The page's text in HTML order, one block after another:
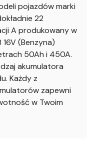
pojazdów marki
22
A produkowany w
(Benzyna)
50Ah i 450A.
akumulatora
Każdy z
zapewni
w Twoim